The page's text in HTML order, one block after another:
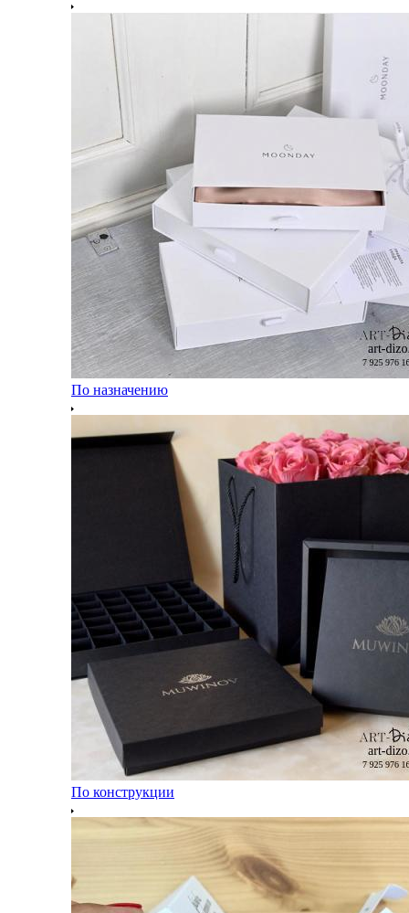
По назначению
По конструкции